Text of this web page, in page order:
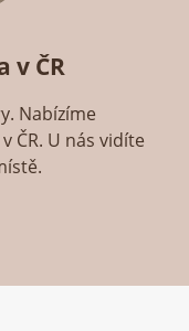
v ČR
Nabízíme
v ČR. U nás vidíte